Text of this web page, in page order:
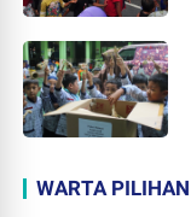
WARTA PILIHAN